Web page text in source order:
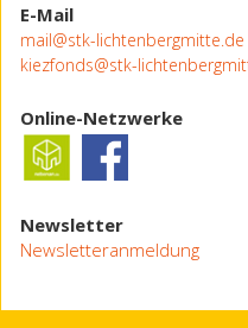
E-Mail
mail@stk-lichtenbergmitte.de
kiezfonds@stk-
Online-Netzwerke
Newsletter
Newsletteranmeldung